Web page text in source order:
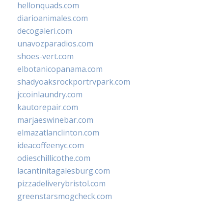
hellonquads.com
diarioanimales.com
decogaleri.com
unavozparadios.com
shoes-vert.com
elbotanicopanama.com
shadyoaksrockportrvpark.com
jccoinlaundry.com
kautorepair.com
marjaeswinebar.com
elmazatlanclinton.com
ideacoffeenyc.com
odieschillicothe.com
lacantinitagalesburg.com
pizzadeliverybristol.com
greenstarsmogcheck.com